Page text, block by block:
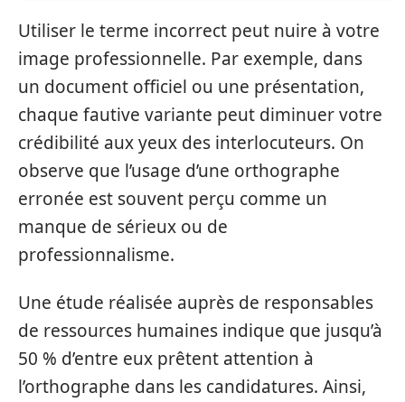
Utiliser le terme incorrect peut nuire à votre
image professionnelle. Par exemple, dans
un document officiel ou une présentation,
chaque fautive variante peut diminuer votre
crédibilité aux yeux des interlocuteurs. On
observe que l’usage d’une orthographe
erronée est souvent perçu comme un
manque de sérieux ou de
professionnalisme.
Une étude réalisée auprès de responsables
de ressources humaines indique que jusqu’à
50 % d’entre eux prêtent attention à
l’orthographe dans les candidatures. Ainsi,